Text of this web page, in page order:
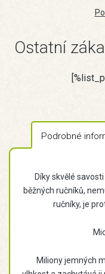
Ostatní
Podrobné
Díky skvělé
běžných ručníků,
ručníky, je
Miliony jemných